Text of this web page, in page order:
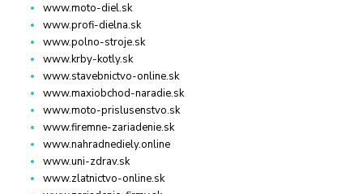
www.moto-diel.sk
www.profi-dielna.sk
www.polno-stroje.sk
www.krby-kotly.sk
www.stavebnictvo-online.sk
www.maxiobchod-naradie.sk
www.moto-prislusenstvo.sk
www.firemne-zariadenie.sk
www.nahradnediely.online
www.uni-zdrav.sk
www.zlatnictvo-online.sk